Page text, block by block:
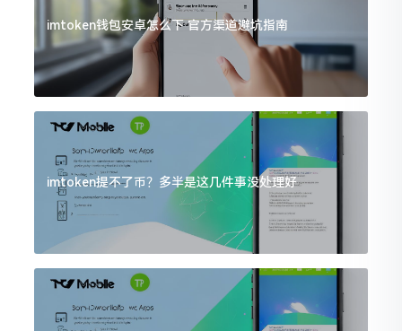
imtoken钱包安卓怎么下 官方渠道避坑指南
imtoken提不了币？多半是这几件事没处理好